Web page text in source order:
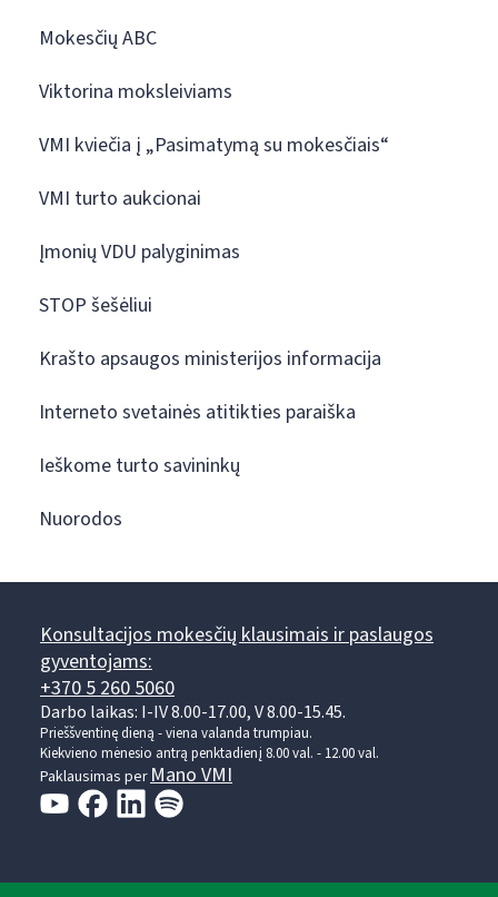
Mokesčių ABC
Viktorina moksleiviams
VMI kviečia į „Pasimatymą su mokesčiais“
VMI turto aukcionai
Įmonių VDU palyginimas
STOP šešėliui
Krašto apsaugos ministerijos informacija
Interneto svetainės atitikties paraiška
Ieškome turto savininkų
Nuorodos
Konsultacijos mokesčių klausimais ir paslaugos
gyventojams:
+370 5 260 5060
Darbo laikas: I-IV 8.00-17.00, V 8.00-15.45.
Prieššventinę dieną - viena valanda trumpiau.
Kiekvieno mėnesio antrą penktadienį 8.00 val. - 12.00 val.
Paklausimas perMano VMI